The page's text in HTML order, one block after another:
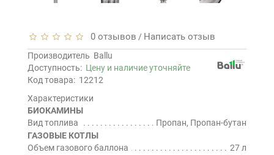
0 отзывов / Написать отзыв
Производитель Ballu
Доступность: Цену и наличие уточняйте
Код товара: 12212
Характеристики
БИОКАМИНЫ
Вид топлива
Пропан, Пропан-бутан
ГАЗОВЫЕ КОТЛЫ
Объем газового баллона
27 л